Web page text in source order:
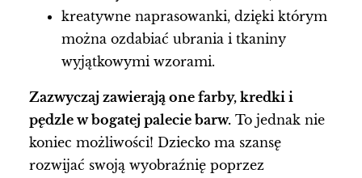
kreatywne naprasowanki, dzięki którym
można ozdabiać ubrania i tkaniny
wyjątkowymi wzorami.
Zazwyczaj zawierają one farby, kredki i
pędzle w bogatej palecie barw. To jednak nie
koniec możliwości! Dziecko ma szansę
rozwijać swoją wyobraźnię poprzez